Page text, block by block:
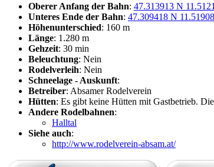
Oberer Anfang der Bahn: 47.313913 N
Unteres Ende der Bahn: 47.309418 N
Höhenunterschied: 160 m
Länge: 1.280 m
Gehzeit: 30 min
Beleuchtung: Nein
Rodelverleih: Nein
Schneelage - Auskunft:
Betreiber: Absamer Rodelverein
Hütten: Es gibt keine Hütten mit Gastbetrieb.
Andere Rodelbahnen:
Halltal
Siehe auch:
http://www.rodelverein-absam.at/